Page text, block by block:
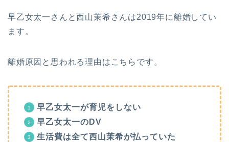
早乙女太一さんと西山茉希さんは2019年に離婚してい
ます。
離婚原因と思われる理由はこちらです。
早乙女太一が育児をしない
早乙女太一のDV
生活費は全て西山茉希が払っていた